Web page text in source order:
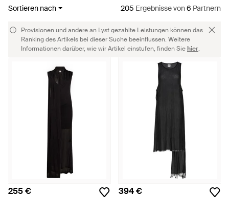
Sortieren nach 205 Ergebnissevon6 Partnern
Provisionen und andere an Lyst gezahlte Leistungen können das
Ranking des Artikels bei dieser Suche beeinflussen. Weitere
Informationen darüber, wie wir Artikel einstufen, finden Siehier.
255 € 394 €